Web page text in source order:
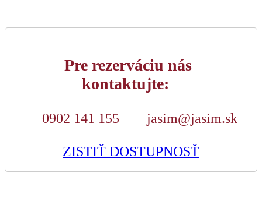
Pre rezerváciu nás
kontaktujte:
0902 141 155 jasim@jasim.sk
ZISTIŤ DOSTUPNOSŤ